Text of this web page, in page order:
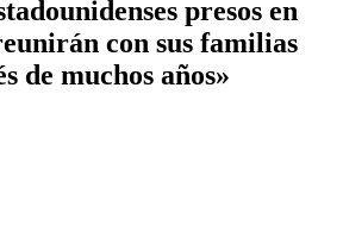
presos en
con sus familias
de muchos años»